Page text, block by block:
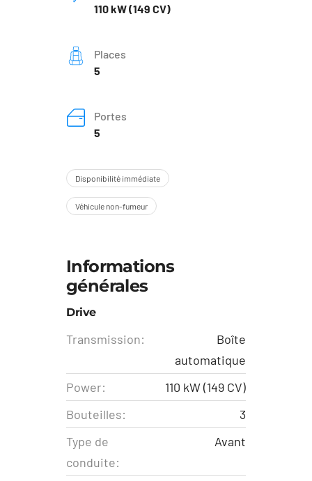
110 kW (149 CV)
Places
5
Portes
5
Disponibilité immédiate
Véhicule non-fumeur
Informations
générales
Drive
Transmission:
Boîte
automatique
Power:
110 kW (149 CV)
Bouteilles:
3
Type de
conduite:
Avant